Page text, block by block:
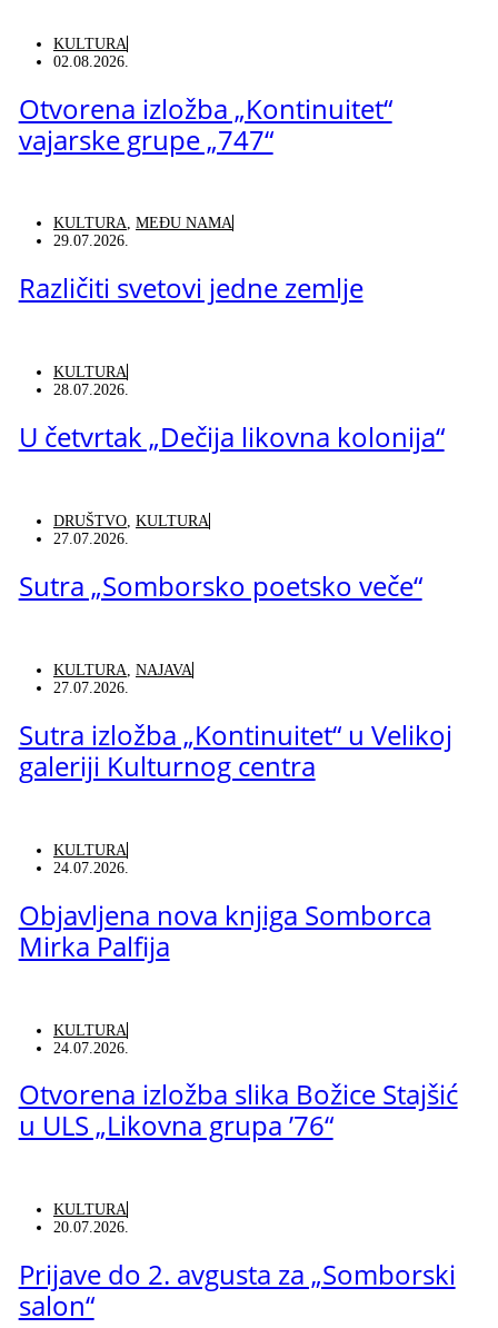
KULTURA
02.08.2026.
Otvorena izložba „Kontinuitet“
vajarske grupe „747“
KULTURA, MEĐU NAMA
29.07.2026.
Različiti svetovi jedne zemlje
KULTURA
28.07.2026.
U četvrtak „Dečija likovna kolonija“
DRUŠTVO, KULTURA
27.07.2026.
Sutra „Somborsko poetsko veče“
KULTURA NAJAVA
27.07.2026.
Sutra izložba „Kontinuitet“ u Velikoj
galeriji Kulturnog centra
KULTURA
24.07.2026.
Objavljena nova knjiga Somborca
Mirka Palfija
KULTURA
24.07.2026.
Otvorena izložba slika Božice Stajšić
u ULS „Likovna grupa ’76“
KULTURA
20.07.2026.
Prijave do 2. avgusta za „Somborski
salon“